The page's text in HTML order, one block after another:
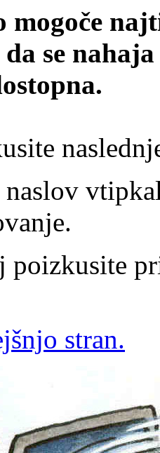
mogoče
se
naslov
poizkusite
stran.